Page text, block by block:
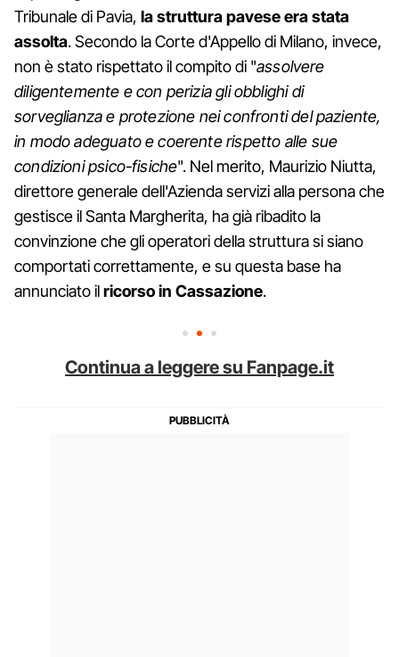
Tribunale di Pavia, la struttura pavese era stata
assolta. Secondo la Corte d'Appello di Milano, invece,
non è stato rispettato il compito di "assolvere
diligentemente e con perizia gli obblighi di
sorveglianza e protezione nei confronti del paziente,
in modo adeguato e coerente rispetto alle sue
condizioni psico-fisiche". Nel merito, Maurizio Niutta,
direttore generale dell'Azienda servizi alla persona che
gestisce il Santa Margherita, ha già ribadito la
convinzione che gli operatori della struttura si siano
comportati correttamente, e su questa base ha
annunciato ilricorso in Cassazione.
Continua a leggere su Fanpage.it